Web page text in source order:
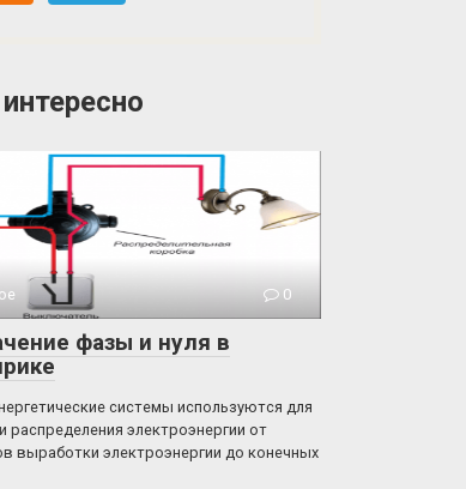
0
фазы и нуля в
системы используются для
распределения электроэнергии от
выработки электроэнергии до конечных